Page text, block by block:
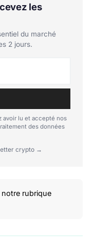
les
du marché
2 jours.
avoir lu et accepté nos
des données
crypto →
rubrique